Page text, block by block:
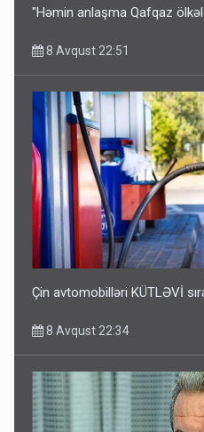
"Həmin anlaşma Qafqaz
8 Avqust 22:51
Çin avtomobilləri KÜTLƏVİ
8 Avqust 22:34